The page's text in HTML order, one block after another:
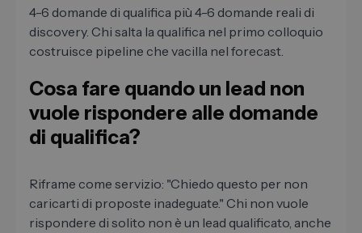
4-6 domande di qualifica più 4-6 domande reali di
discovery. Chi salta la qualifica nel primo colloquio
costruisce pipeline che vacilla nel forecast.
Cosa fare quando un lead non
vuole rispondere alle domande
di qualifica?
Riframe come servizio: "Chiedo questo per non
caricarti di proposte inadeguate." Chi non vuole
rispondere di solito non è un lead qualificato, anche